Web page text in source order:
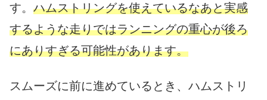
す。 ハムストリングを使えているなあと実感
するような走りではランニングの重心が後ろ
にありすぎる可能性があります。
スムーズに前に進めているとき、ハムストリ